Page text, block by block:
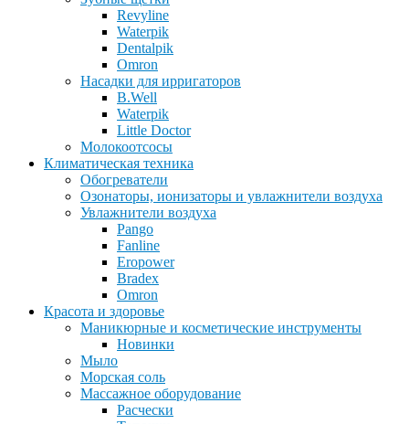
Revyline
Waterpik
Dentalpik
Omron
Насадки для ирригаторов
B.Well
Waterpik
Little Doctor
Молокоотсосы
Климатическая техника
Обогреватели
Озонаторы, ионизаторы и увлажнители воздуха
Увлажнители воздуха
Pango
Fanline
Eropower
Bradex
Omron
Красота и здоровье
Маникюрные и косметические инструменты
Новинки
Мыло
Морская соль
Массажное оборудование
Расчески